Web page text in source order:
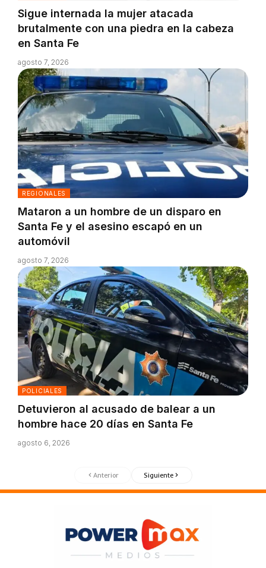
Sigue internada la mujer atacada
brutalmente con una piedra en la cabeza
en Santa Fe
agosto 7, 2026
REGIONALES
Mataron a un hombre de un disparo en
Santa Fe y el asesino escapó en un
automóvil
agosto 7, 2026
POLICIALES
Detuvieron al acusado de balear a un
hombre hace 20 días en Santa Fe
agosto 6, 2026
Anterior Siguiente